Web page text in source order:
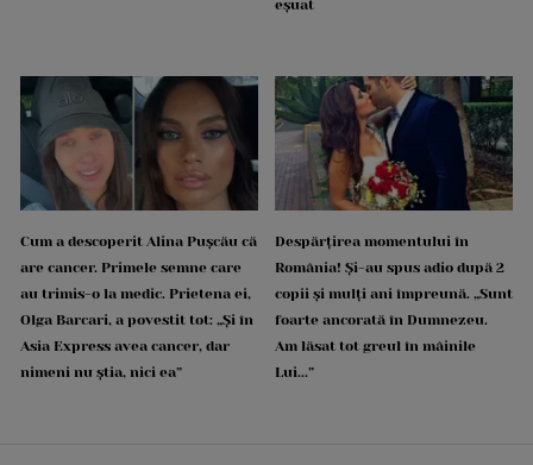
eșuat
Cum a descoperit Alina Pușcău că
are cancer. Primele semne care
au trimis-o la medic. Prietena ei,
Olga Barcari, a povestit tot: „Și în
Asia Express avea cancer, dar
nimeni nu știa, nici ea”
Despărțirea momentului în
România! Și-au spus adio după 2
copii și mulți ani împreună. „Sunt
foarte ancorată în Dumnezeu.
Am lăsat tot greul în mâinile
Lui...”